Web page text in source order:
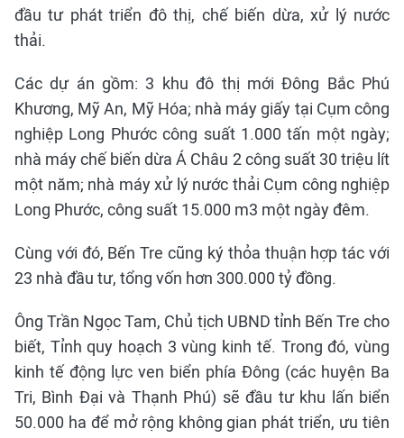
đầu tư phát triển đô thị, chế biến dừa, xử lý nước
thải.
Các dự án gồm: 3 khu đô thị mới Đông Bắc Phú
Khương, Mỹ An, Mỹ Hóa; nhà máy giấy tại Cụm công
nghiệp Long Phước công suất 1.000 tấn một ngày;
nhà máy chế biến dừa Á Châu 2 công suất 30 triệu lít
một năm; nhà máy xử lý nước thải Cụm công nghiệp
Long Phước, công suất 15.000 m3 một ngày đêm.
Cùng với đó, Bến Tre cũng ký thỏa thuận hợp tác với
23 nhà đầu tư, tổng vốn hơn 300.000 tỷ đồng.
Ông Trần Ngọc Tam, Chủ tịch UBND tỉnh Bến Tre cho
biết, Tỉnh quy hoạch 3 vùng kinh tế. Trong đó, vùng
kinh tế động lực ven biển phía Đông (các huyện Ba
Tri, Bình Đại và Thạnh Phú) sẽ đầu tư khu lấn biển
50.000 ha để mở rộng không gian phát triển, ưu tiên